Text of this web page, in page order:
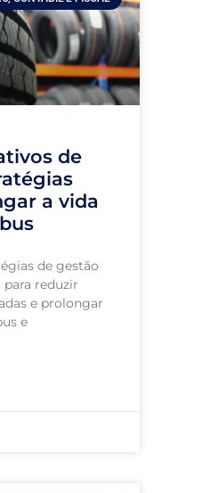
de
a vida
de gestão
reduzir
e prolongar
e